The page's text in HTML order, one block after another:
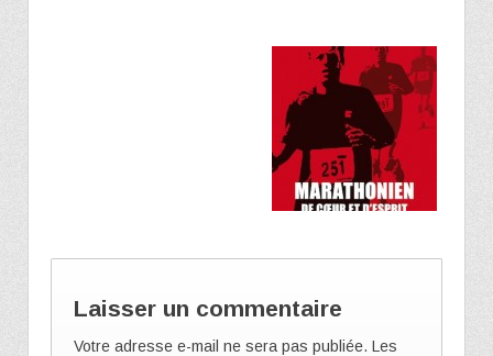
Laisser un commentaire
Votre adresse e-mail ne sera pas publiée. Les